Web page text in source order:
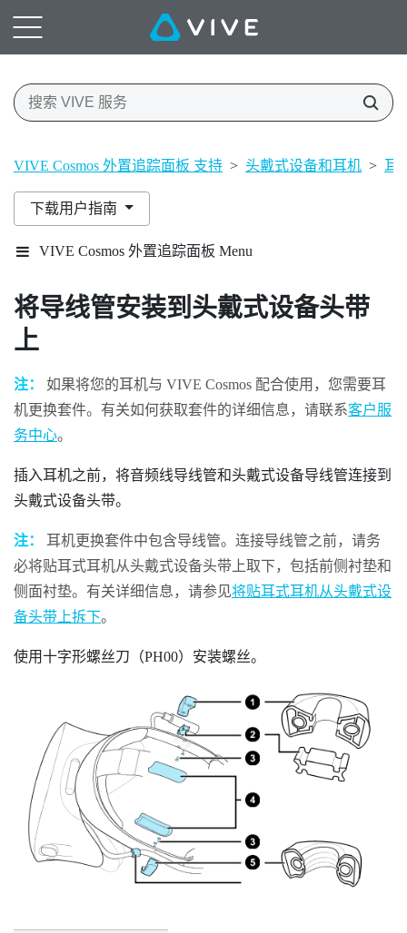
VIVE Cosmos 外置追踪面板 支持 > 头戴式设备和耳机 > 耳
下载用户指南
VIVE Cosmos 外置追踪面板 Menu
将导线管安装到头戴式设备头带
上
注： 如果将您的耳机与 VIVE Cosmos 配合使用，您需要耳
机更换套件。有关如何获取套件的详细信息，请联系客户服
务中心。
插入耳机之前，将音频线导线管和头戴式设备导线管连接到
头戴式设备头带。
注：
耳机更换套件中包含导线管。连接导线管之前，请务
必将贴耳式耳机从头戴式设备头带上取下，包括前侧衬垫和
侧面衬垫。有关详细信息，请参见将贴耳式耳机从头戴式设
备头带上拆下。
使用十字形螺丝刀（PH00）安装螺丝。